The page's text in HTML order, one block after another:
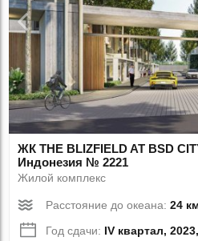
ЖК THE BLIZFIELD AT BSD
Индонезия № 2221
Жилой комплекс
Расстояние до океана:24
Год сдачи: IV квартал,